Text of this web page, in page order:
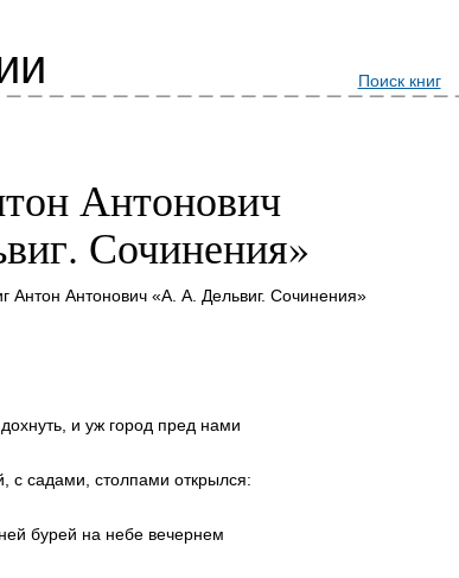
Поиск книг
Антонович
Сочинения»
Антон Антонович «А. А. Дельвиг. Сочинения»
и уж город пред нами
с садами, столпами открылся:
бурей на небе вечернем